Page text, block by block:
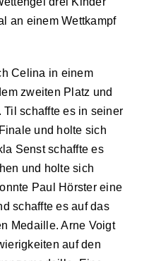
an einem Wettkampf
Celina in einem
zweiten Platz und
schaffte es in seiner
und holte sich
Senst schaffte es
und holte sich
Paul Hörster eine
schaffte es auf das
Medaille. Arne Voigt
auf den